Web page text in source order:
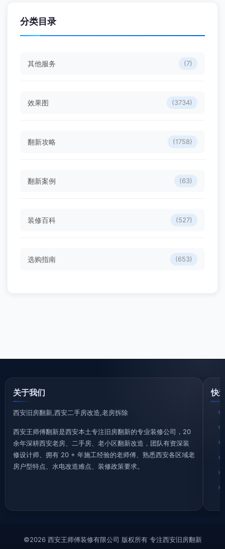
分类目录
其他服务 (7)
效果图 (3734)
翻新攻略 (1758)
翻新案例 (63)
装修百科 (527)
选购指南 (653)
关于我们
西安旧房翻新,西安二手房改造,老房拆除
西安王师傅翻新是西安本土专注旧房翻新的专业装修公司，20
余年深耕西安老房、二手房、老小区翻新改造，团队有资深装
修设计师、拥有 20 + 年施工经验的老师傅、熟悉西安各区域老
房户型特点、水电改造难点、装修政策要求。
快
©2026 西安王师傅装修有限公司 版权所有 专注西安旧房翻新